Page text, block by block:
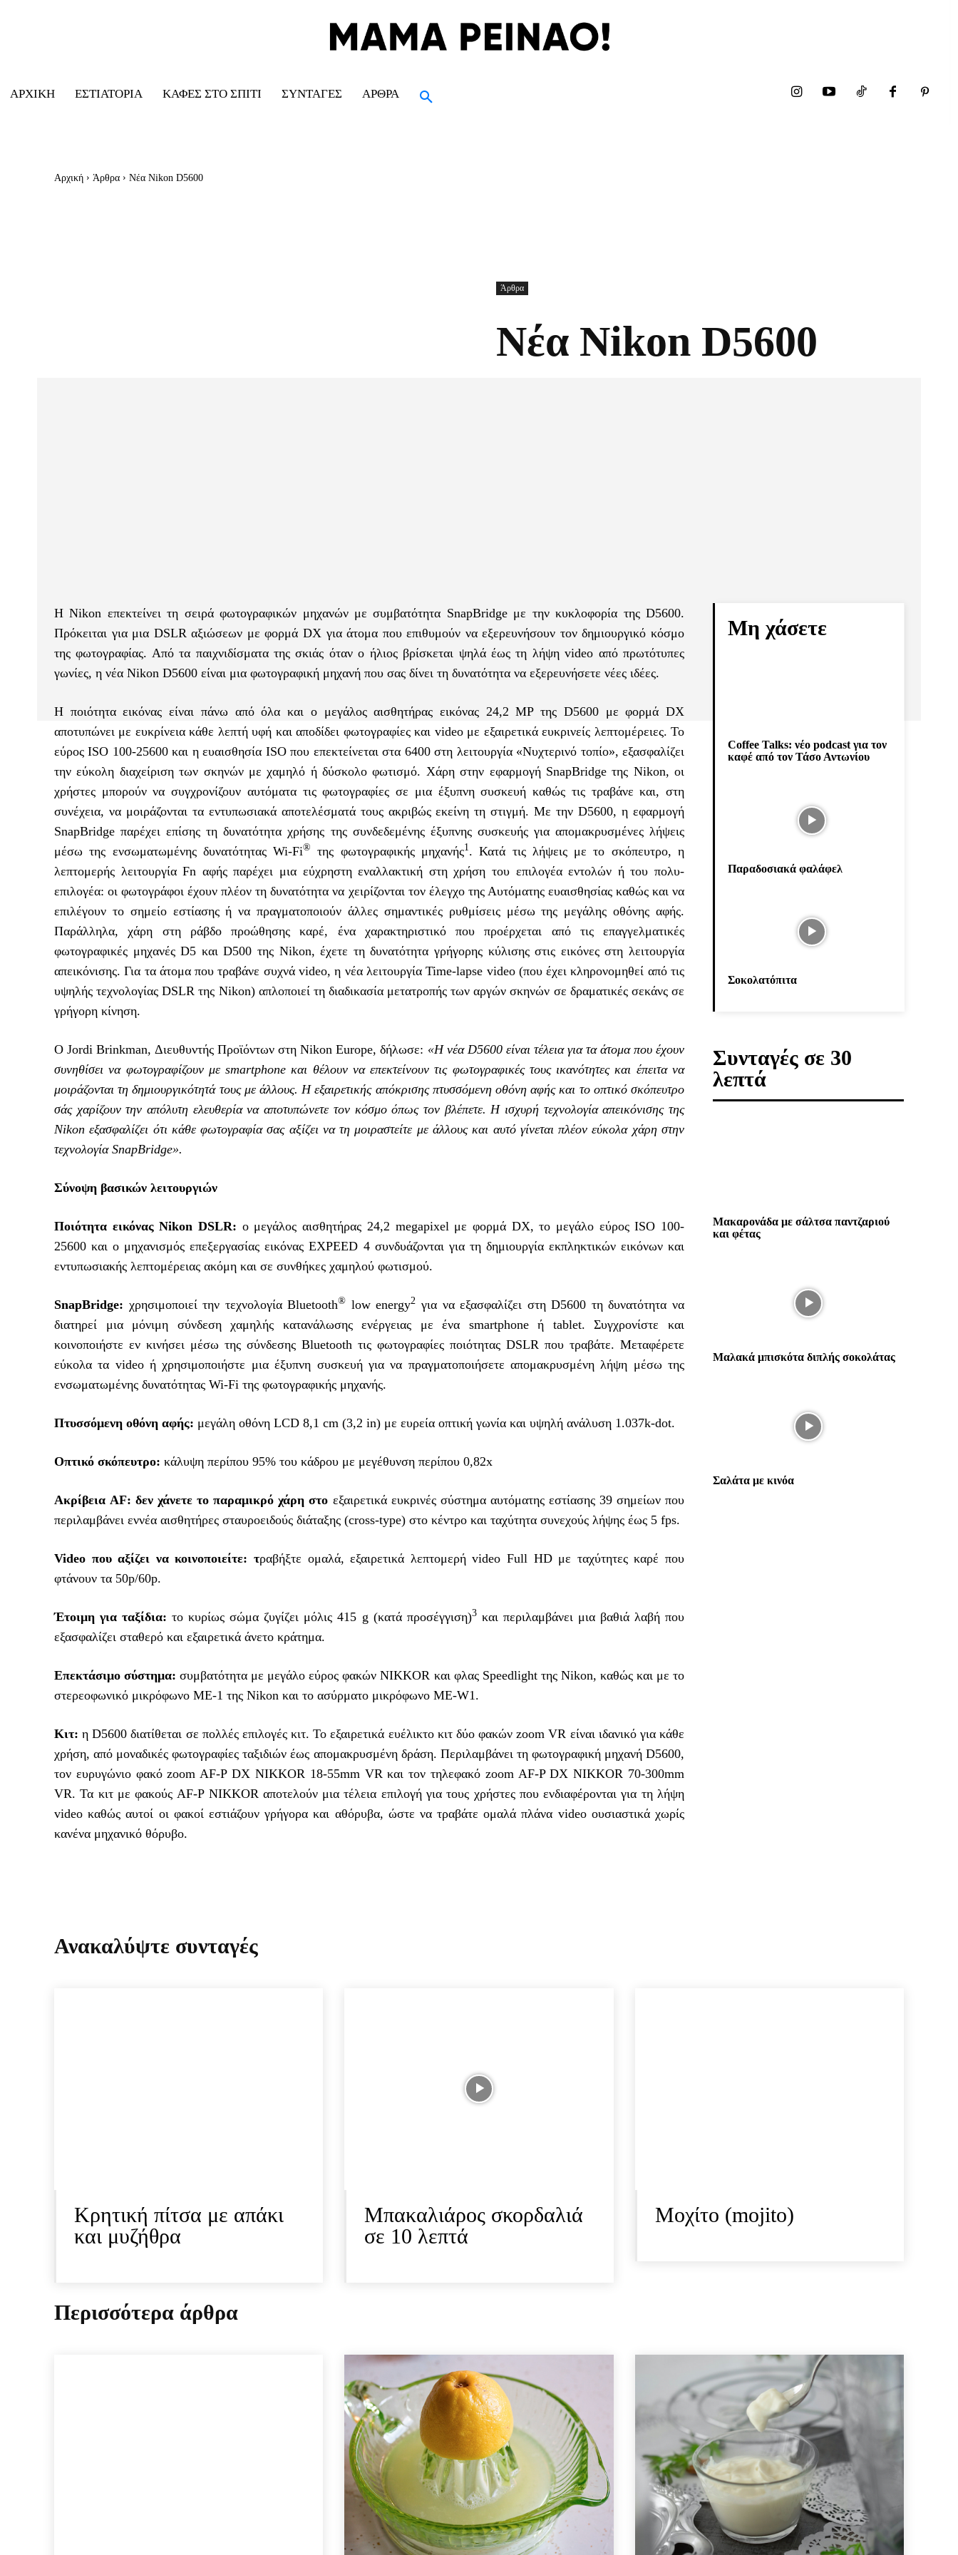
ΑΡΧΙΚΉ ΕΣΤΙΑΤΌΡΙΑ ΚΑΦΈΣ ΣΤΟ ΣΠΊΤΙ ΣΥΝΤΑΓΈΣ ΆΡΘΡΑ
Αρχική Άρθρα Νέα Nikon D5600
Άρθρα
Νέα Nikon D5600
Η Nikon επεκτείνει τη σειρά φωτογραφικών μηχανών με συμβατότητα SnapBridge με την κυκλοφορία της D5600.
Πρόκειται για μια DSLR αξιώσεων με φορμά DX για άτομα που επιθυμούν να εξερευνήσουν τον δημιουργικό κόσμο
της φωτογραφίας. Από τα παιχνιδίσματα της σκιάς όταν ο ήλιος βρίσκεται ψηλά έως τη λήψη video από πρωτότυπες
γωνίες, η νέα Nikon D5600 είναι μια φωτογραφική μηχανή που σας δίνει τη δυνατότητα να εξερευνήσετε νέες ιδέες.
Η ποιότητα εικόνας είναι πάνω από όλα και ο μεγάλος αισθητήρας εικόνας 24,2 ΜP της D5600 με φορμά DX
αποτυπώνει με ευκρίνεια κάθε λεπτή υφή και αποδίδει φωτογραφίες και video με εξαιρετικά ευκρινείς λεπτομέρειες. Το
εύρος ISO 100-25600 και η ευαισθησία ISO που επεκτείνεται στα 6400 στη λειτουργία «Νυχτερινό τοπίο», εξασφαλίζει
την εύκολη διαχείριση των σκηνών με χαμηλό ή δύσκολο φωτισμό. Χάρη στην εφαρμογή SnapBridge της Nikon, οι
χρήστες μπορούν να συγχρονίζουν αυτόματα τις φωτογραφίες σε μια έξυπνη συσκευή καθώς τις τραβάνε και, στη
συνέχεια, να μοιράζονται τα εντυπωσιακά αποτελέσματά τους ακριβώς εκείνη τη στιγμή. Με την D5600, η εφαρμογή
SnapBridge παρέχει επίσης τη δυνατότητα χρήσης της συνδεδεμένης έξυπνης συσκευής για απομακρυσμένες λήψεις
μέσω της ενσωματωμένης δυνατότητας Wi-Fi® της φωτογραφικής μηχανής1 . Κατά τις λήψεις με το σκόπευτρο, η
λεπτομερής λειτουργία Fn αφής παρέχει μια εύχρηστη εναλλακτική στη χρήση του επιλογέα εντολών ή του πολυ-
επιλογέα: οι φωτογράφοι έχουν πλέον τη δυνατότητα να χειρίζονται τον έλεγχο της Αυτόματης ευαισθησίας καθώς και να
επιλέγουν το σημείο εστίασης ή να πραγματοποιούν άλλες σημαντικές ρυθμίσεις μέσω της μεγάλης οθόνης αφής.
Παράλληλα, χάρη στη ράβδο προώθησης καρέ, ένα χαρακτηριστικό που προέρχεται από τις επαγγελματικές
φωτογραφικές μηχανές D5 και D500 της Nikon, έχετε τη δυνατότητα γρήγορης κύλισης στις εικόνες στη λειτουργία
απεικόνισης. Για τα άτομα που τραβάνε συχνά video, η νέα λειτουργία Time-lapse video (που έχει κληρονομηθεί από τις
υψηλής τεχνολογίας DSLR της Nikon) απλοποιεί τη διαδικασία μετατροπής των αργών σκηνών σε δραματικές σεκάνς σε
γρήγορη κίνηση.
Ο Jordi Brinkman, Διευθυντής Προϊόντων στη Nikon Europe, δήλωσε: «Η νέα D5600 είναι τέλεια για τα άτομα που έχουν
συνηθίσει να φωτογραφίζουν με smartphone και θέλουν να επεκτείνουν τις φωτογραφικές τους ικανότητες και έπειτα να
μοιράζονται τη δημιουργικότητά τους με άλλους. Η εξαιρετικής απόκρισης πτυσσόμενη οθόνη αφής και το οπτικό σκόπευτρο
σάς χαρίζουν την απόλυτη ελευθερία να αποτυπώνετε τον κόσμο όπως τον βλέπετε. Η ισχυρή τεχνολογία απεικόνισης της
Nikon εξασφαλίζει ότι κάθε φωτογραφία σας αξίζει να τη μοιραστείτε με άλλους και αυτό γίνεται πλέον εύκολα χάρη στην
τεχνολογία SnapBridge».
Σύνοψη βασικών λειτουργιών
Ποιότητα εικόνας Nikon DSLR: ο μεγάλος αισθητήρας 24,2 megapixel με φορμά DX, το μεγάλο εύρος ISO 100-
25600 και ο μηχανισμός επεξεργασίας εικόνας EXPEED 4 συνδυάζονται για τη δημιουργία εκπληκτικών εικόνων και
εντυπωσιακής λεπτομέρειας ακόμη και σε συνθήκες χαμηλού φωτισμού.
SnapBridge: χρησιμοποιεί την τεχνολογία Bluetooth® low energy2 για να εξασφαλίζει στη D5600 τη δυνατότητα να
διατηρεί μια μόνιμη σύνδεση χαμηλής κατανάλωσης ενέργειας με ένα smartphone ή tablet. Συγχρονίστε και
κοινοποιήστε εν κινήσει μέσω της σύνδεσης Bluetooth τις φωτογραφίες ποιότητας DSLR που τραβάτε. Μεταφέρετε
εύκολα τα video ή χρησιμοποιήστε μια έξυπνη συσκευή για να πραγματοποιήσετε απομακρυσμένη λήψη μέσω της
ενσωματωμένης δυνατότητας Wi-Fi της φωτογραφικής μηχανής.
Πτυσσόμενη οθόνη αφής: μεγάλη οθόνη LCD 8,1 cm (3,2 in) με ευρεία οπτική γωνία και υψηλή ανάλυση 1.037k-dot.
Οπτικό σκόπευτρο: κάλυψη περίπου 95% του κάδρου με μεγέθυνση περίπου 0,82x
Ακρίβεια AF:δεν χάνετε το παραμικρό χάρη στο εξαιρετικά ευκρινές σύστημα αυτόματης εστίασης 39 σημείων που
περιλαμβάνει εννέα αισθητήρες σταυροειδούς διάταξης (cross-type) στο κέντρο και ταχύτητα συνεχούς λήψης έως 5 fps.
Video που αξίζει να κοινοποιείτε: τραβήξτε ομαλά, εξαιρετικά λεπτομερή video Full HD με ταχύτητες καρέ που
φτάνουν τα 50p/60p.
Έτοιμη για ταξίδια: το κυρίως σώμα ζυγίζει μόλις 415 g (κατά προσέγγιση)3και περιλαμβάνει μια βαθιά λαβή που
εξασφαλίζει σταθερό και εξαιρετικά άνετο κράτημα.
Επεκτάσιμο σύστημα:συμβατότητα με μεγάλο εύρος φακών NIKKOR και φλας Speedlight της Nikon, καθώς και με το
στερεοφωνικό μικρόφωνο ME-1 της Nikon και το ασύρματο μικρόφωνο ME-W1.
Κιτ: η D5600 διατίθεται σε πολλές επιλογές κιτ. Το εξαιρετικά ευέλικτο κιτ δύο φακών zoom VR είναι ιδανικό για κάθε
χρήση, από μοναδικές φωτογραφίες ταξιδιών έως απομακρυσμένη δράση. Περιλαμβάνει τη φωτογραφική μηχανή D5600,
τον ευρυγώνιο φακό zoom AF-P DX NIKKOR 18-55mm VR και τον τηλεφακό zoom AF-P DX NIKKOR 70-300mm
VR. Τα κιτ με φακούς AF-P NIKKOR αποτελούν μια τέλεια επιλογή για τους χρήστες που ενδιαφέρονται για τη λήψη
video καθώς αυτοί οι φακοί εστιάζουν γρήγορα και αθόρυβα, ώστε να τραβάτε ομαλά πλάνα video ουσιαστικά χωρίς
κανένα μηχανικό θόρυβο.
Μη χάσετε
Coffee Talks: νέο podcast για τον
καφέ από τον Τάσο Αντωνίου
Παραδοσιακά φαλάφελ
Σοκολατόπιτα
Συνταγές σε 30
λεπτά
Μακαρονάδα με σάλτσα παντζαριού
και φέτας
Μαλακά μπισκότα διπλής σοκολάτας
Σαλάτα με κινόα
Ανακαλύψτε συνταγές
Κρητική πίτσα με απάκι
και μυζήθρα
Μπακαλιάρος σκορδαλιά
σε 10 λεπτά
Μοχίτο (mojito)
Περισσότερα άρθρα